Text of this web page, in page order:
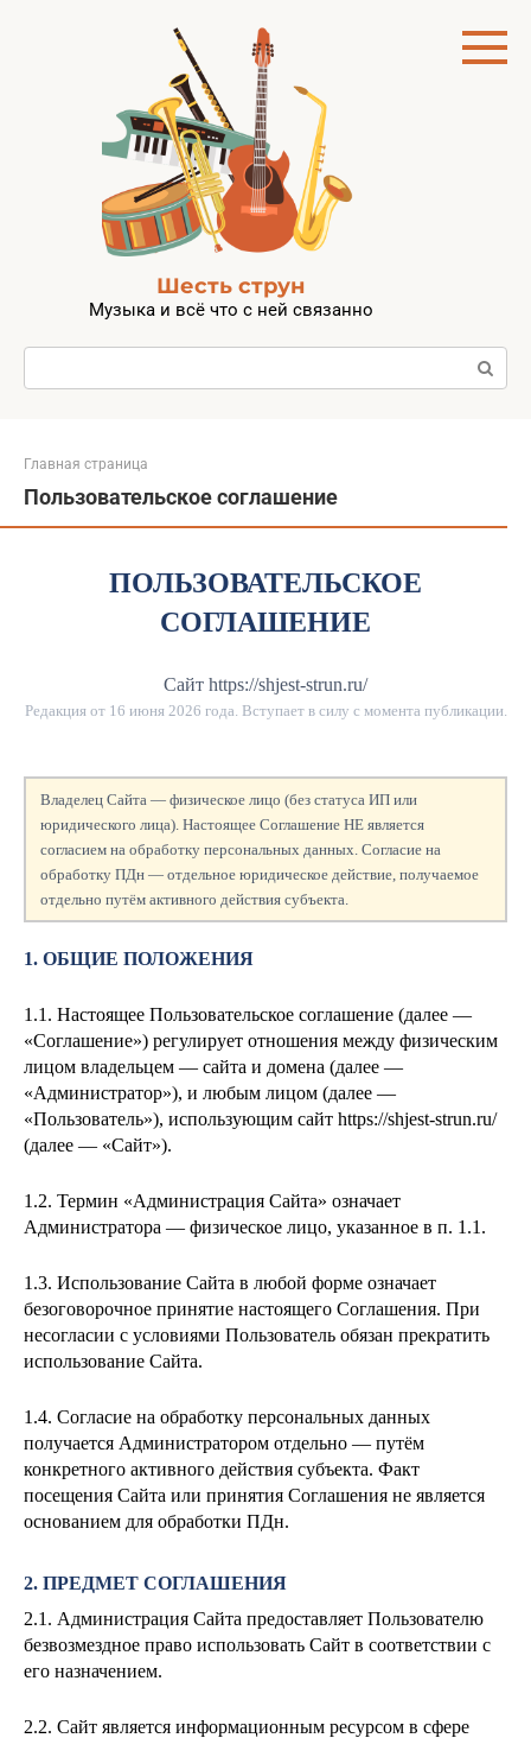
Шесть струн
Музыка и всё что с ней связанно
Поиск:
Главная страница
Пользовательское соглашение
ПОЛЬЗОВАТЕЛЬСКОЕ
СОГЛАШЕНИЕ
Сайт https://shjest-strun.ru/
Редакция от 16 июня 2026 года. Вступает в силу с момента публикации.
Владелец Сайта — физическое лицо (без статуса ИП или
юридического лица). Настоящее Соглашение НЕ является
согласием на обработку персональных данных. Согласие на
обработку ПДн — отдельное юридическое действие, получаемое
отдельно путём активного действия субъекта.
1. ОБЩИЕ ПОЛОЖЕНИЯ
1.1. Настоящее Пользовательское соглашение (далее —
«Соглашение») регулирует отношения между физическим
лицом владельцем — сайта и домена (далее —
«Администратор»), и любым лицом (далее —
«Пользователь»), использующим сайт https://shjest-strun.ru/
(далее — «Сайт»).
1.2. Термин «Администрация Сайта» означает
Администратора — физическое лицо, указанное в п. 1.1.
1.3. Использование Сайта в любой форме означает
безоговорочное принятие настоящего Соглашения. При
несогласии с условиями Пользователь обязан прекратить
использование Сайта.
1.4. Согласие на обработку персональных данных
получается Администратором отдельно — путём
конкретного активного действия субъекта. Факт
посещения Сайта или принятия Соглашения не является
основанием для обработки ПДн.
2. ПРЕДМЕТ СОГЛАШЕНИЯ
2.1. Администрация Сайта предоставляет Пользователю
безвозмездное право использовать Сайт в соответствии с
его назначением.
2.2. Сайт является информационным ресурсом в сфере